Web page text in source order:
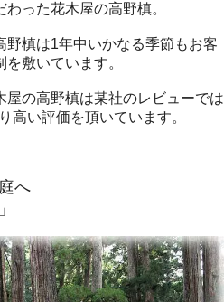
った花木屋の高野槙。
野槙は1年中いかなる季節もお客
敷いています。
の高野槙は某社のレビューでは
高い評価を頂いています。
へ